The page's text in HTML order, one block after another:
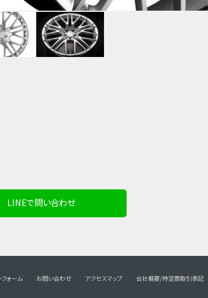
LINEで問い合わせ
ォーム お問い合わせ アクセスマップ 会社概要/特定商取引表記